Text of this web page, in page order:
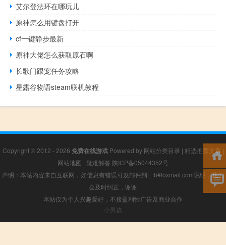
艾尔登法环在哪玩儿
原神怎么用键盘打开
cf一键静步最新
原神大佬怎么获取原石啊
长歌门跟宠任务攻略
星露谷物语steam联机教程
Copyright © 2012 - 2026 免费在线游戏Powered by 网站分类目录 | 精选推荐文章 |
网站地图 | 疑难解答 陕ICP备05044352号
声明：本站内容来自互联网，如信息有错误可发邮件到f_fb#foxmail.com说明，我们
会及时纠正，谢谢
本站仅为个人兴趣爱好，不接盈利性广告及商业合作
小男孩